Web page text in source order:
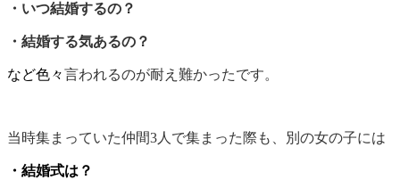
・いつ結婚するの？
・結婚する気あるの？
など色々言われるのが耐え難かったです。
当時集まっていた仲間3人で集まった際も、別の女の子には
・結婚式は？